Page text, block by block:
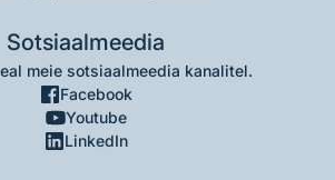
Sotsiaalmeedia
meie sotsiaalmeedia kanalitel.
Facebook
Youtube
LinkedIn